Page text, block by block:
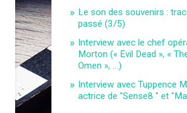
Le son des souvenirs :
passé (3/5)
Interview avec le chef
Morton (« Evil Dead », «
Omen », …)
Interview avec Tuppence
actrice de "Sense8 " et